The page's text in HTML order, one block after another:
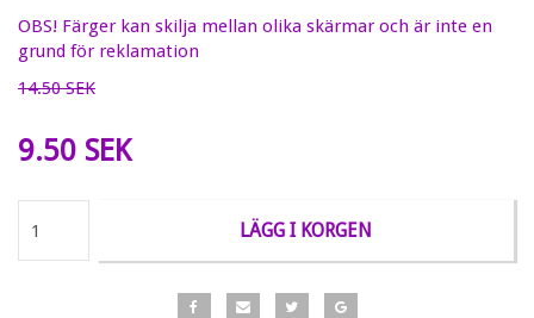
OBS! Färger kan skilja mellan olika skärmar och är inte en
grund för reklamation
14.50 SEK
9.50 SEK
LÄGG I KORGEN